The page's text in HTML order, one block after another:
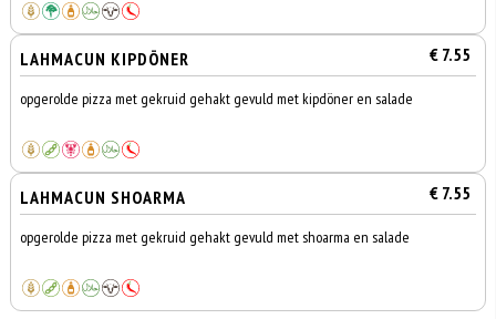
LAHMACUN KIPDÖNER € 7.55
opgerolde pizza met gekruid gehakt gevuld met kipdöner en salade
LAHMACUN SHOARMA € 7.55
opgerolde pizza met gekruid gehakt gevuld met shoarma en salade